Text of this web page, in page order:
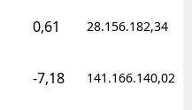
0,61 28.156.182,34
-7,18 141.166.140,02